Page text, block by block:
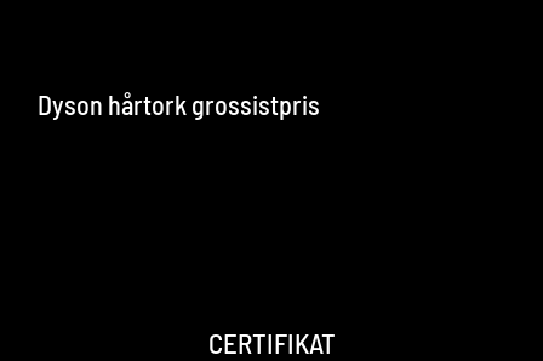
Dyson hårtork grossistpris
CERTIFIKAT